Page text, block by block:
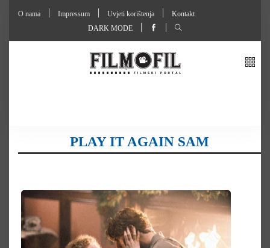
O nama Impressum Uvjeti korištenja
Kontakt
DARK MODE
PLAY IT AGAIN SAM